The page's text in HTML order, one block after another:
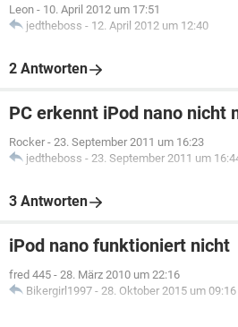
Leon - 10. April 2012 um 17:51
jedtheboss - 12. April 2012 um 12:40
2 Antworten
PC erkennt iPod nano nicht
Rocker - 23. September 2011 um 16:23
jedtheboss - 23. September 2011 um
3 Antworten
iPod nano funktioniert nicht
fred 445 - 28. März 2010 um 22:16
Bikergirl1997 - 28. Oktober 2015 um 09:16